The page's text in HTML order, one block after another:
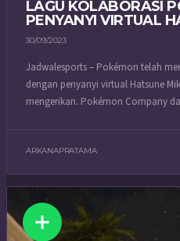
LAGU KOLABORASI
PENYANYI VIRTUAL
30/09/2023
Jadwalesports – Pokémon telah
dengan penyanyi virtual Hatsune
mengerikan. Pokémon Company
ARKANAPRATAMA